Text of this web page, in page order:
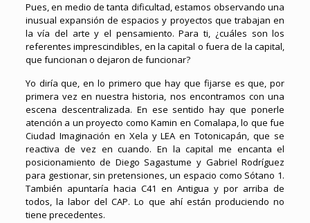
Pues, en medio de tanta dificultad, estamos observando una
inusual expansión de espacios y proyectos que trabajan en
la vía del arte y el pensamiento. Para ti, ¿cuáles son los
referentes imprescindibles, en la capital o fuera de la capital,
que funcionan o dejaron de funcionar?
Yo diría que, en lo primero que hay que fijarse es que, por
primera vez en nuestra historia, nos encontramos con una
escena descentralizada. En ese sentido hay que ponerle
atención a un proyecto como Kamin en Comalapa, lo que fue
Ciudad Imaginación en Xela y LEA en Totonicapán, que se
reactiva de vez en cuando. En la capital me encanta el
posicionamiento de Diego Sagastume y Gabriel Rodríguez
para gestionar, sin pretensiones, un espacio como Sótano 1.
También apuntaría hacia C41 en Antigua y por arriba de
todos, la labor del CAP. Lo que ahí están produciendo no
tiene precedentes.